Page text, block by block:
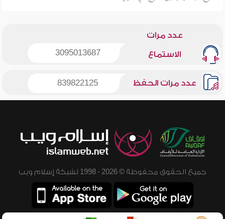
عدد مرات
الاستماع 3095013687
عدد مرات الحفظ 839822125
جميع الحقوق محفوظة © 2026 - 1998 لشبكة إسلام ويب